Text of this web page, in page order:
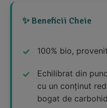
✨ Beneficii Cheie
100% bio,
Echilibrat din
cu un conținut
bogat de